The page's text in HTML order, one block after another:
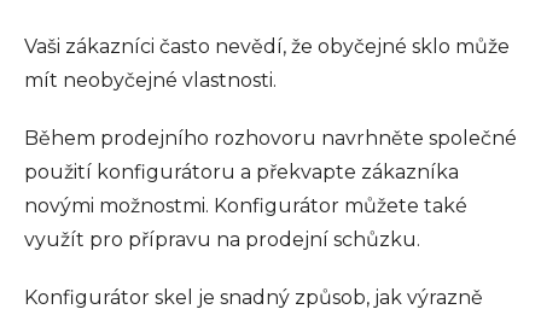
Vaši zákazníci často nevědí, že obyčejné sklo může
mít neobyčejné vlastnosti.
Během prodejního rozhovoru navrhněte společné
použití konfigurátoru a překvapte zákazníka
novými možnostmi. Konfigurátor můžete také
využít pro přípravu na prodejní schůzku.
Konfigurátor skel je snadný způsob, jak výrazně